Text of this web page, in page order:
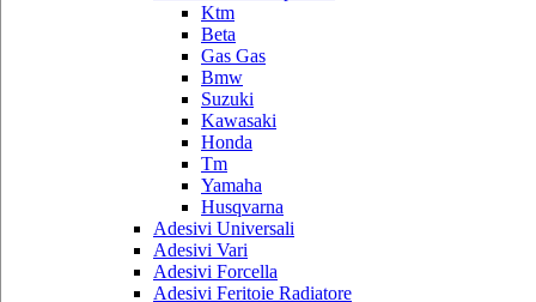
Ktm
Beta
Gas Gas
Bmw
Suzuki
Kawasaki
Honda
Tm
Yamaha
Husqvarna
Adesivi Universali
Adesivi Vari
Adesivi Forcella
Adesivi Feritoie Radiatore